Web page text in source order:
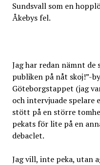
Sundsvall som en
Åkebys fel.
Jag har redan nämnt de
publiken på nåt skoj!”-
Göteborgstappet (jag
och intervjuade spelare
stött på en större
pekats för lite på en
debaclet.
Jag vill, inte peka, utan